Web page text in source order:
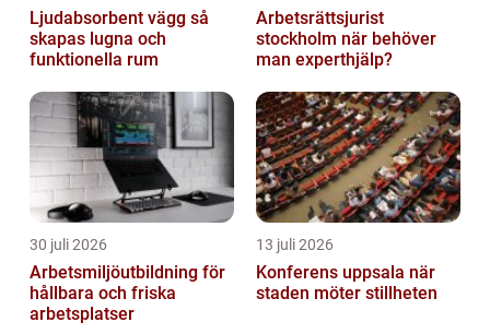
Ljudabsorbent vägg så
skapas lugna och
funktionella rum
Arbetsrättsjurist
stockholm när behöver
man experthjälp?
30 juli 2026
Arbetsmiljöutbildning för
hållbara och friska
arbetsplatser
13 juli 2026
Konferens uppsala när
staden möter stillheten